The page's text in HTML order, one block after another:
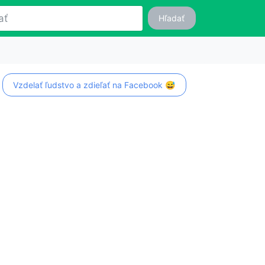
Hľadať
Vzdelať ľudstvo a zdieľať na Facebook 😅